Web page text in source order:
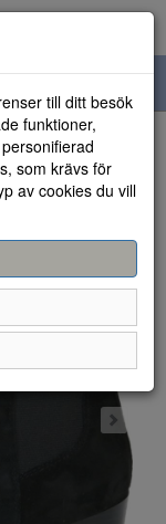
till ditt besök
funktioner,
som krävs för
av cookies du vill